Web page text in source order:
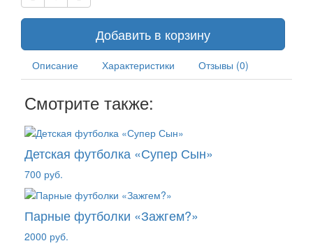
Добавить в корзину
Описание Характеристики Отзывы (0)
Смотрите также:
Детская футболка «Супер Сын»
700 руб.
Парные футболки «Зажгем?»
2000 руб.